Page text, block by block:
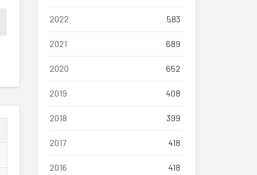
2022 583
2021 689
2020 652
2019 408
2018 399
2017 418
2016 418